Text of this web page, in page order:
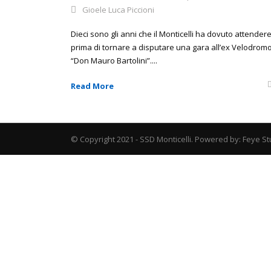
Gioele Luca Piccioni
Dieci sono gli anni che il Monticelli ha dovuto attendere
prima di tornare a disputare una gara all’ex Velodromo
“Don Mauro Bartolini”....
Read More
© Copyright 2021 - SSD Monticelli. Powered by: Feye